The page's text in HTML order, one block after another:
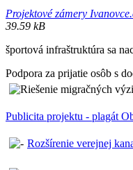
Projektové zámery
39.59 kB
športová infraštruktúra sa
Podpora za prijatie osôb s
Publicita projektu - plagát
Rozšírenie verejnej